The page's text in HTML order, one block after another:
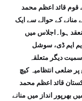
قوم قائد اعظم محمد
کے حوالے سے ایک
ہوا۔اجلاس میں
ایم ڈی، سوشل
دیگر متعلقہ
ضلعی انتظامیہ کیچ
قائد اعظم محمد
میں بھرپور انداز میں منانے